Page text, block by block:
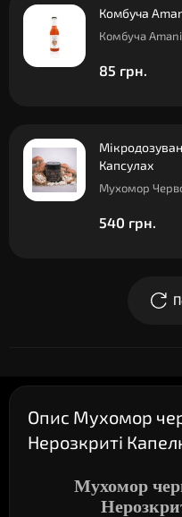
Комбуча
Комбуча
85 грн.
Капсулах
Мухомор
540 грн.
Опис Мухомор
Нерозкриті
Мухомор